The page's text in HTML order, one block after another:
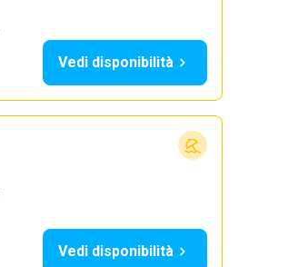
Vedi disponibilità
Vedi disponibilità